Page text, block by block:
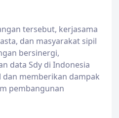
tersebut, kerjasama
dan masyarakat sipil
bersinergi,
data Sdy di Indonesia
memberikan dampak
pembangunan